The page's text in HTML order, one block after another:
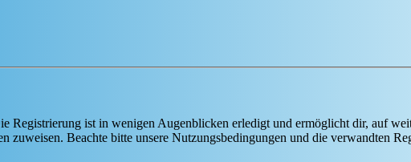
Registrierung ist in wenigen Augenblicken erledigt und ermöglicht dir, auf
Beachte bitte unsere Nutzungsbedingungen und die verwandten